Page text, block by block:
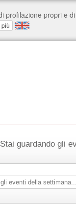
Stai guardando gli